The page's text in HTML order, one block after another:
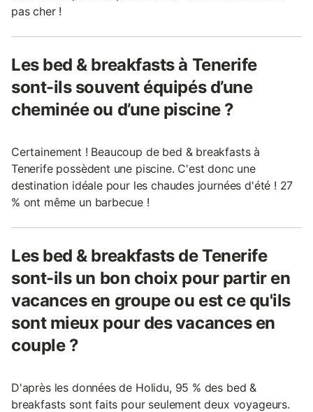
pas cher !
Les bed & breakfasts à Tenerife
sont-ils souvent équipés d’une
cheminée ou d’une piscine ?
Certainement ! Beaucoup de bed & breakfasts à
Tenerife possèdent une piscine. C'est donc une
destination idéale pour les chaudes journées d'été ! 27
% ont même un barbecue !
Les bed & breakfasts de Tenerife
sont-ils un bon choix pour partir en
vacances en groupe ou est ce qu'ils
sont mieux pour des vacances en
couple ?
D'après les données de Holidu, 95 % des bed &
breakfasts sont faits pour seulement deux voyageurs.